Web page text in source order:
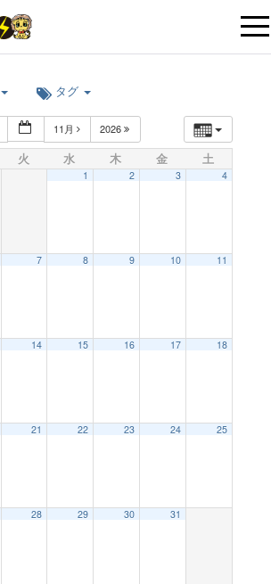
t
タグ
11月 2026
火 水 木 金 土
1 2 3 4
7 8 9 10 11
14 15 16 17 18
21 22 23 24 25
28 29 30 31